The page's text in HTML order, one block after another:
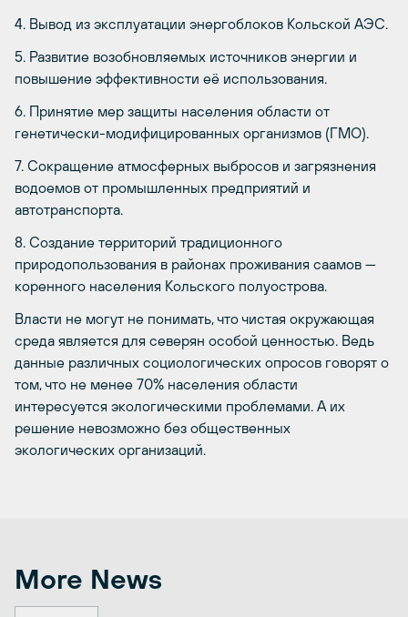
4. Вывод из эксплуатации энергоблоков Кольской АЭС.
5. Развитие возобновляемых источников энергии и
повышение эффективности её использования.
6. Принятие мер защиты населения области от
генетически-модифицированных организмов (ГМО).
7. Сокращение атмосферных выбросов и загрязнения
водоемов от промышленных предприятий и
автотранспорта.
8. Создание территорий традиционного
природопользования в районах проживания саамов —
коренного населения Кольского полуострова.
Власти не могут не понимать, что чистая окружающая
среда является для северян особой ценностью. Ведь
данные различных социологических опросов говорят о
том, что не менее 70% населения области
интересуется экологическими проблемами. А их
решение невозможно без общественных
экологических организаций.
More News